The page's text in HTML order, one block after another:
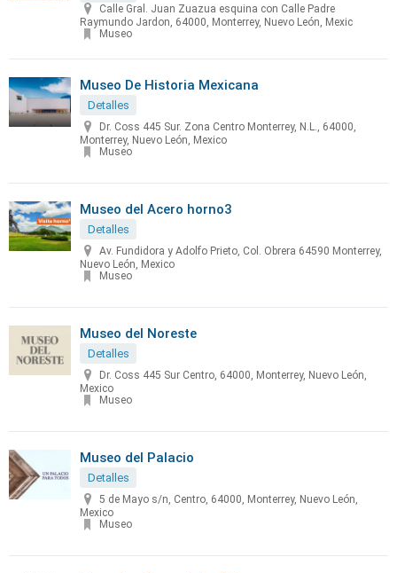
Calle Gral. Juan Zuazua esquina con Calle Padre
Raymundo Jardon, 64000, Monterrey, Nuevo León, Mexic
Museo
Museo De Historia Mexicana
Detalles
Dr. Coss 445 Sur. Zona Centro Monterrey, N.L., 64000,
Monterrey, Nuevo León, Mexico
Museo
Museo del Acero horno3
Detalles
Av. Fundidora y Adolfo Prieto, Col. Obrera 64590 Monterrey,
Nuevo León, Mexico
Museo
Museo del Noreste
Detalles
Dr. Coss 445 Sur Centro, 64000, Monterrey, Nuevo León,
Mexico
Museo
Museo del Palacio
Detalles
5 de Mayo s/n, Centro, 64000, Monterrey, Nuevo León,
Mexico
Museo